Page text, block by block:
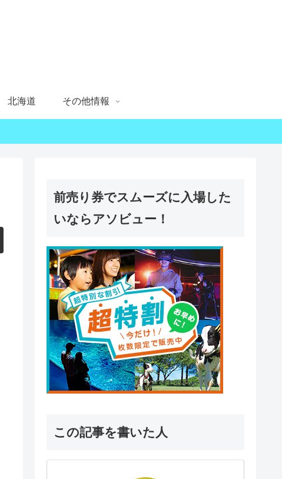
北海道 その他情報
前売り券でスムーズに入場した
いならアソビュー！
この記事を書いた人